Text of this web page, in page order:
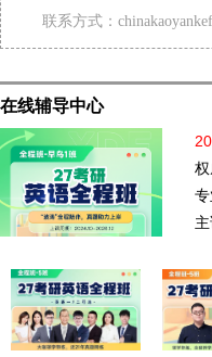
联系方式：
在线辅导中心